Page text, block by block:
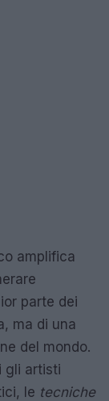
amplifica
parte dei
ma di una
del mondo.
gli artisti
le tecniche